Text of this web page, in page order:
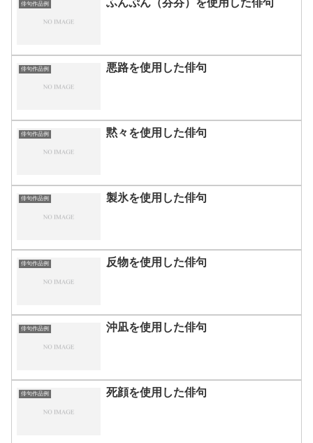
俳句作品例
俳句作品例 悪路を使用した俳句
俳句作品例 黙々を使用した俳句
俳句作品例 製氷を使用した俳句
俳句作品例 反物を使用した俳句
俳句作品例 沖凪を使用した俳句
俳句作品例 死顔を使用した俳句